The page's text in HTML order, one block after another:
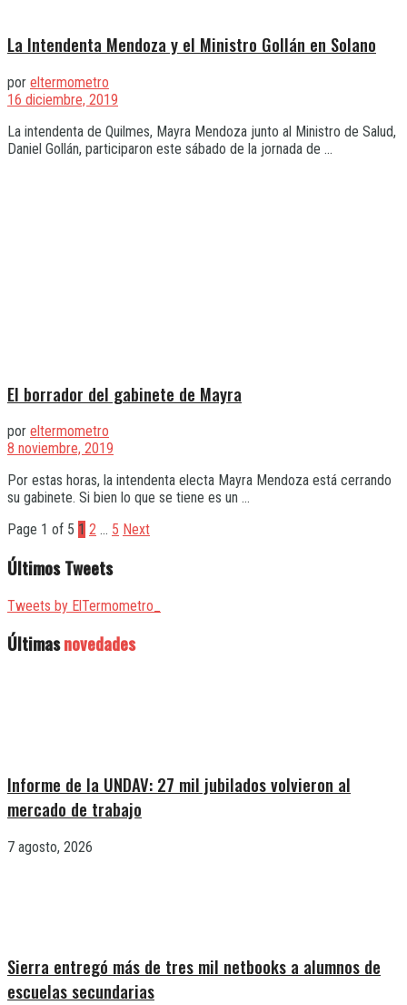
La Intendenta Mendoza y el Ministro Gollán en Solano
por eltermometro
16 diciembre, 2019
La intendenta de Quilmes, Mayra Mendoza junto al Ministro de Salud,
Daniel Gollán, participaron este sábado de la jornada de ...
El borrador del gabinete de Mayra
por eltermometro
8 noviembre, 2019
Por estas horas, la intendenta electa Mayra Mendoza está cerrando
su gabinete. Si bien lo que se tiene es un ...
Page 1 of 5 1 2 … 5 Next
Últimos Tweets
Tweets by ElTermometro_
Últimasnovedades
Informe de la UNDAV: 27 mil jubilados volvieron al
mercado de trabajo
7 agosto, 2026
Sierra entregó más de tres mil netbooks a alumnos de
escuelas secundarias